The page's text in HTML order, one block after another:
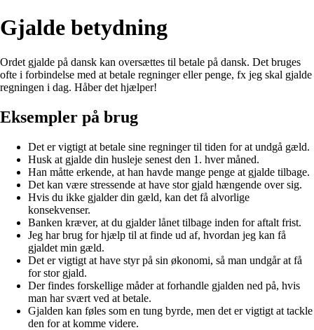
Gjalde betydning
Ordet gjalde på dansk kan oversættes til betale på dansk. Det bruges
ofte i forbindelse med at betale regninger eller penge, fx jeg skal gjalde
regningen i dag. Håber det hjælper!
Eksempler på brug
Det er vigtigt at betale sine regninger til tiden for at undgå gæld.
Husk at gjalde din husleje senest den 1. hver måned.
Han måtte erkende, at han havde mange penge at gjalde tilbage.
Det kan være stressende at have stor gjald hængende over sig.
Hvis du ikke gjalder din gæld, kan det få alvorlige
konsekvenser.
Banken kræver, at du gjalder lånet tilbage inden for aftalt frist.
Jeg har brug for hjælp til at finde ud af, hvordan jeg kan få
gjaldet min gæld.
Det er vigtigt at have styr på sin økonomi, så man undgår at få
for stor gjald.
Der findes forskellige måder at forhandle gjalden ned på, hvis
man har svært ved at betale.
Gjalden kan føles som en tung byrde, men det er vigtigt at tackle
den for at komme videre.